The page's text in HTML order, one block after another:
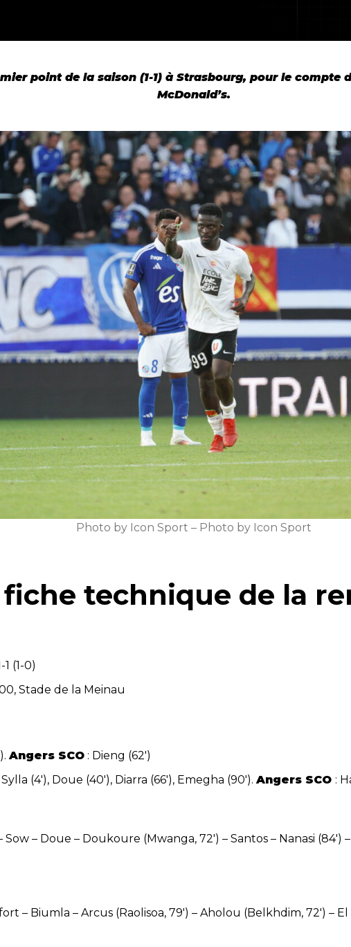
point de la saison (1-1) à Strasbourg, pour le compte
McDonald’s.
Photo by Icon Sport – Photo by Icon Sport
technique de la
1 (1-0)
Stade de la Meinau
Angers SCO : Dieng (62′)
Sylla (4′), Doue (40′), Diarra (66′), Emegha (90′).Angers SCO :
– Doue – Doukoure (Mwanga, 72′) – Santos – Nanasi (84′)
– Biumla – Arcus (Raolisoa, 79′) – Aholou (Belkhdim, 72′) –